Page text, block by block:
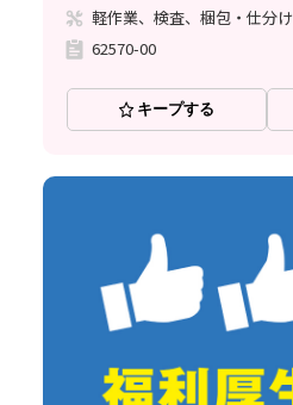
軽作業、検査、梱包・仕分け
62570-00
キープする